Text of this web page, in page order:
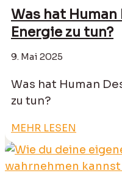
Was hat
Energie zu tun?
9. Mai 2025
Was hat Human
zu tun?
MEHR LESEN